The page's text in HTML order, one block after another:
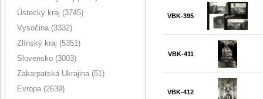
Ústecký kraj (3745)
Vysočina (3332)
Zlínský kraj (5351)
Slovensko (3003)
Zakarpatská Ukrajina (51)
Evropa (2639)
VBK-395
VBK-411
VBK-412